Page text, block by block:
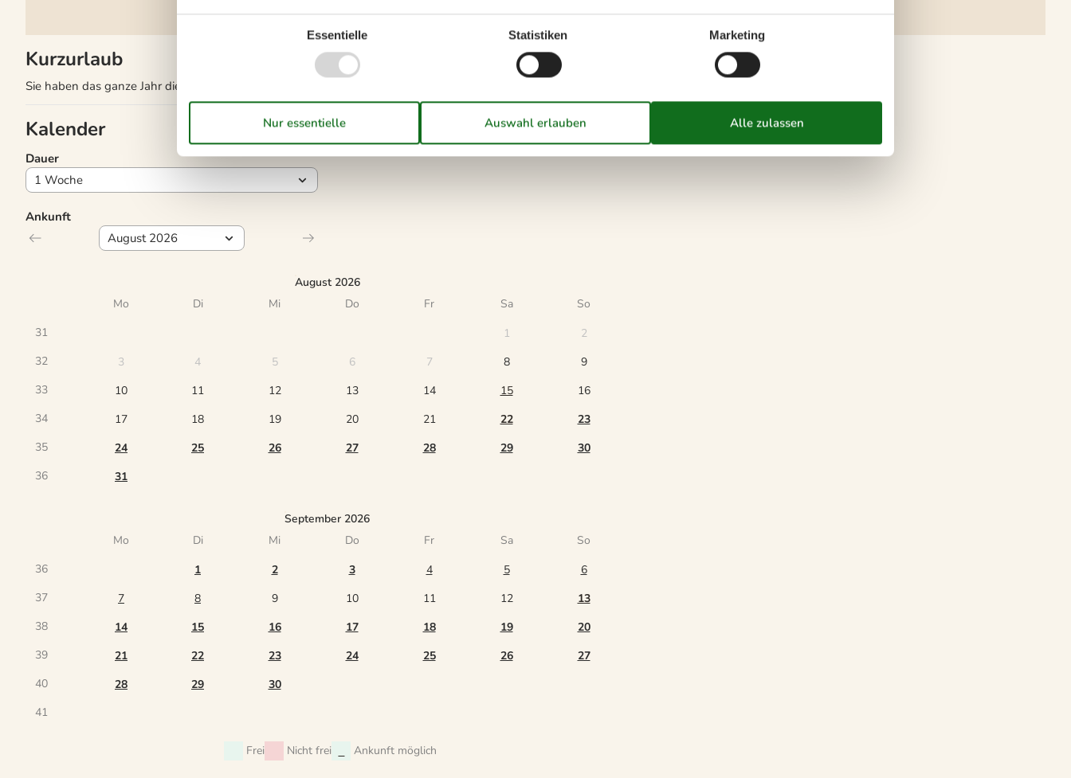
Kurzurlaub
Sie haben das ganze Jahr die Möglichkeit einen Kurzurlaub zu machen.
Kalender
Ankunft
August 2026
Mo
Di Mi Do Fr Sa
So
31
1
2
32
3 4 5 6 7 8
9
33
10 11 12 13 14 15
16
34
17 18 19 20 21 22
23
35
24 25 26 27 28 29
30
36
31
September 2026
Mo
Di Mi Do Fr Sa
So
36
1 2 3 4 5
6
37
7 8 9 10 11 12
13
38
14 15 16 17 18 19
20
39
21 22 23 24 25 26
27
40
28 29
30
41
Frei Nicht frei Ankunft möglich
Dauer
Essentielle Statistiken Marketing